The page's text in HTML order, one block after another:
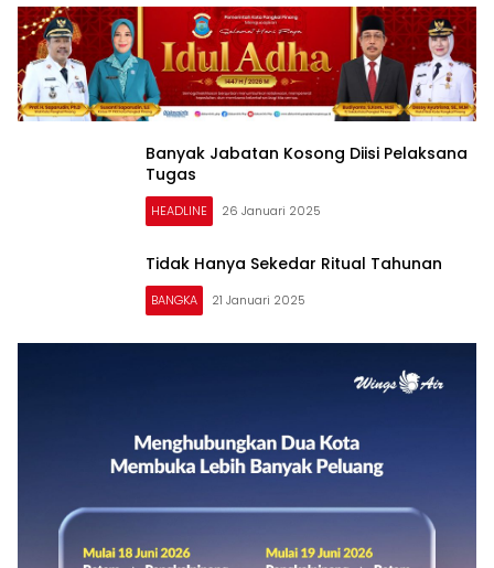
Banyak Jabatan Kosong Diisi Pelaksana
Tugas
HEADLINE 26 Januari 2025
Tidak Hanya Sekedar Ritual Tahunan
BANGKA 21 Januari 2025